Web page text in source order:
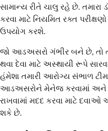
સામાન્ય રીતે ચાલુ રહે છે. તમારા
કરવા માટે નિયમિત રક્ત
ઉપયોગ કરશે.
જો આડઅસરો ગંભીર બને છે, તો
થવા દેવા માટે અસ્થાયી રૂપે
હંમેશા તમારી આરોગ્ય સંભાળ
આડઅસરોને મેનેજ કરવામાં અને
રાખવામાં મદદ કરવા માટે
શકે છે.